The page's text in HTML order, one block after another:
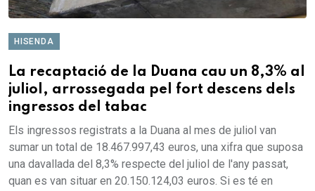
HISENDA
La recaptació de la Duana cau un 8,3% al
juliol, arrossegada pel fort descens dels
ingressos del tabac
Els ingressos registrats a la Duana al mes de juliol van
sumar un total de 18.467.997,43 euros, una xifra que suposa
una davallada del 8,3% respecte del juliol de l'any passat,
quan es van situar en 20.150.124,03 euros. Si es té en